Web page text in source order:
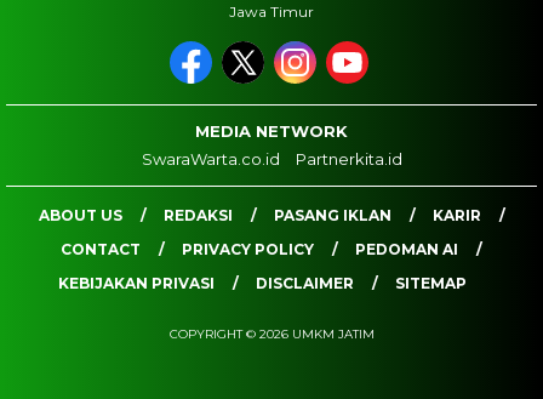
Jawa Timur
MEDIA NETWORK
SwaraWarta.co.id
Partnerkita.id
ABOUT US REDAKSI PASANG IKLAN
KARIR
CONTACT
PRIVACY POLICY
PEDOMAN AI
KEBIJAKAN PRIVASI
DISCLAIMER SITEMAP
COPYRIGHT © 2026 UMKM JATIM